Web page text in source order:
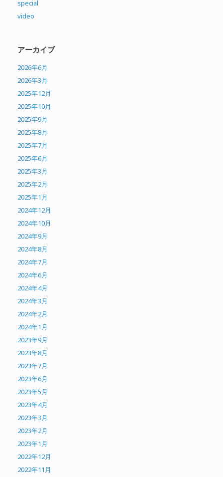
special
video
アーカイブ
2026年6月
2026年3月
2025年12月
2025年10月
2025年9月
2025年8月
2025年7月
2025年6月
2025年3月
2025年2月
2025年1月
2024年12月
2024年10月
2024年9月
2024年8月
2024年7月
2024年6月
2024年4月
2024年3月
2024年2月
2024年1月
2023年9月
2023年8月
2023年7月
2023年6月
2023年5月
2023年4月
2023年3月
2023年2月
2023年1月
2022年12月
2022年11月